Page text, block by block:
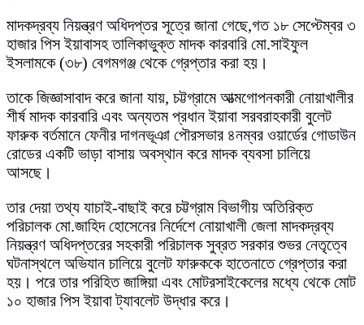
মাদকদ্রব্য নিয়ন্ত্রণ অধিদপ্তর সূত্রে জানা গেছে,গত ১৮ সেপ্টেম্বর ৩
হাজার পিস ইয়াবাসহ তালিকাভুক্ত মাদক কারবারি মো.সাইফুল
ইসলামকে (৩৮) বেগমগঞ্জ থেকে গ্রেপ্তার করা হয়।
তাকে জিজ্ঞাসাবাদ করে জানা যায়, চট্টগ্রামে আত্মগোপনকারী নোয়াখালীর
শীর্ষ মাদক কারবারি এবং অন্যতম প্রধান ইয়াবা সরবরাহকারী বুলেট
ফারুক বর্তমানে ফেনীর দাগনভূঞা পৌরসভার ৪নম্বর ওয়ার্ডের গোডাউন
রোডের একটি ভাড়া বাসায় অবস্থান করে মাদক ব্যবসা চালিয়ে
আসছে।
তার দেয়া তথ্য যাচাই-বাছাই করে চট্টগ্রাম বিভাগীয় অতিরিক্ত
পরিচালক মো.জাহিদ হোসেনের নির্দেশে নোয়াখালী জেলা মাদকদ্রব্য
নিয়ন্ত্রণ অধিদপ্তরের সহকারী পরিচালক সুব্রত সরকার শুভর নেতৃত্বে
ঘটনাস্থলে অভিযান চালিয়ে বুলেট ফারুককে হাতেনাতে গ্রেপ্তার করা
হয়। পরে তার পরিহিত জাঙ্গিয়া এবং মোটরসাইকেলের মধ্যে থেকে মোট
১০ হাজার পিস ইয়াবা ট্যাবলেট উদ্ধার করে।